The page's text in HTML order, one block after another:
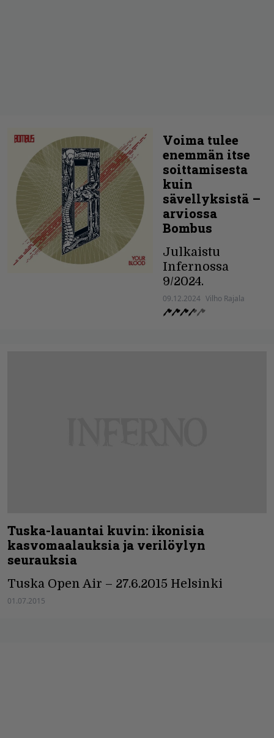
Voima tulee
enemmän itse
soittamisesta
kuin
sävellyksistä –
arviossa
Bombus
Julkaistu
Infernossa
9/2024.
09.12.2024 Vilho Rajala
Tuska-lauantai kuvin: ikonisia
kasvomaalauksia ja verilöylyn
seurauksia
Tuska Open Air – 27.6.2015 Helsinki
01.07.2015